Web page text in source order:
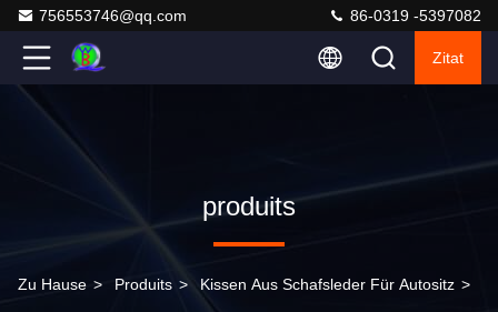
756553746@qq.com 86-0319 -5397082
Zitat
produits
Zu Hause > Produits > Kissen Aus Schafsleder Für Autositz >